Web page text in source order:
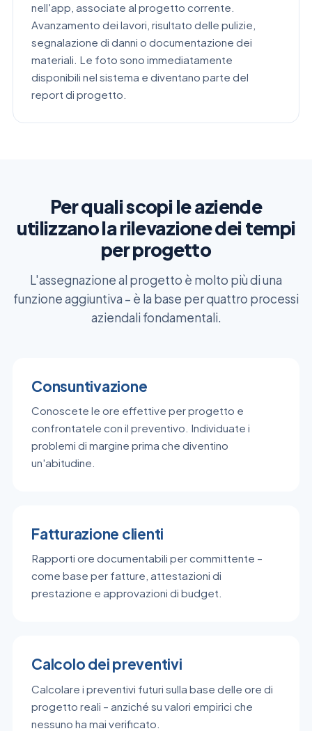
nell'app, associate al progetto corrente.
Avanzamento dei lavori, risultato delle pulizie,
segnalazione di danni o documentazione dei
materiali. Le foto sono immediatamente
disponibili nel sistema e diventano parte del
report di progetto.
Per quali scopi le aziende
utilizzano la rilevazione dei tempi
per progetto
L'assegnazione al progetto è molto più di una
funzione aggiuntiva – è la base per quattro processi
aziendali fondamentali.
Consuntivazione
Conoscete le ore effettive per progetto e
confrontatele con il preventivo. Individuate i
problemi di margine prima che diventino
un'abitudine.
Fatturazione clienti
Rapporti ore documentabili per committente –
come base per fatture, attestazioni di
prestazione e approvazioni di budget.
Calcolo dei preventivi
Calcolare i preventivi futuri sulla base delle ore di
progetto reali – anziché su valori empirici che
nessuno ha mai verificato.